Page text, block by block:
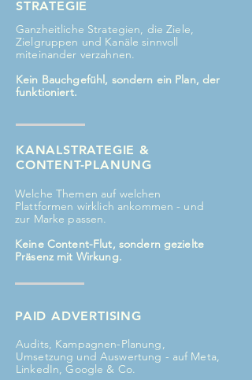
STRATEGIE
Ganzheitliche Strategien, die Ziele,
Zielgruppen und Kanäle sinnvoll
miteinander verzahnen.
Kein Bauchgefühl, sondern ein Plan, der
funktioniert.
KANALSTRATEGIE &
CONTENT-PLANUNG
Welche Themen auf welchen
Plattformen wirklich ankommen - und
zur Marke passen.
Keine Content-Flut, sondern gezielte
Präsenz mit Wirkung.
PAID ADVERTISING
Audits, Kampagnen-Planung,
Umsetzung und Auswertung - auf Meta,
LinkedIn, Google & Co.